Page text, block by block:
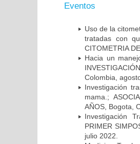
Eventos
Uso de la
tratadas con
CITOMETRIA
Hacia un
Colombia,
Investigación
mama.;
AÑOS, Bogota,
Investigación
PRIMER
julio 2022.